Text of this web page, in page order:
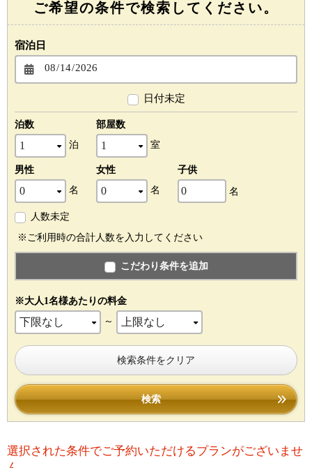
ご希望の条件で検索してください。
宿泊日
日付未定
泊数
泊
部屋数
室
男性
名
女性
名
子供
名
人数未定
※ご利用時の合計人数を入力してください
こだわり条件を追加
※大人1名様あたりの料金
～
検索条件をクリア
検索
選択された条件でご予約いただけるプランがございませ